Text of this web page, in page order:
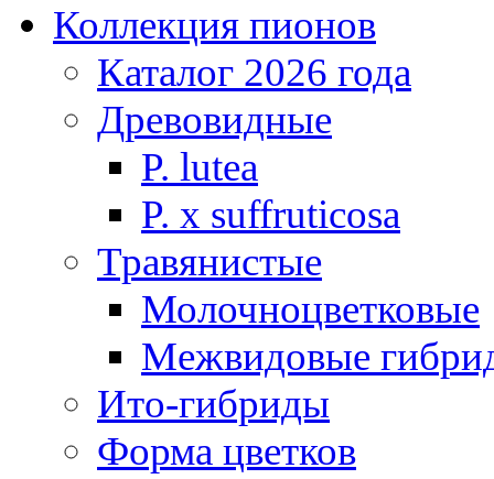
Коллекция пионов
Каталог 2026 года
Древовидные
P. lutea
P. х suffruticosa
Травянистые
Молочноцветковые
Межвидовые
Ито-гибриды
Форма цветков